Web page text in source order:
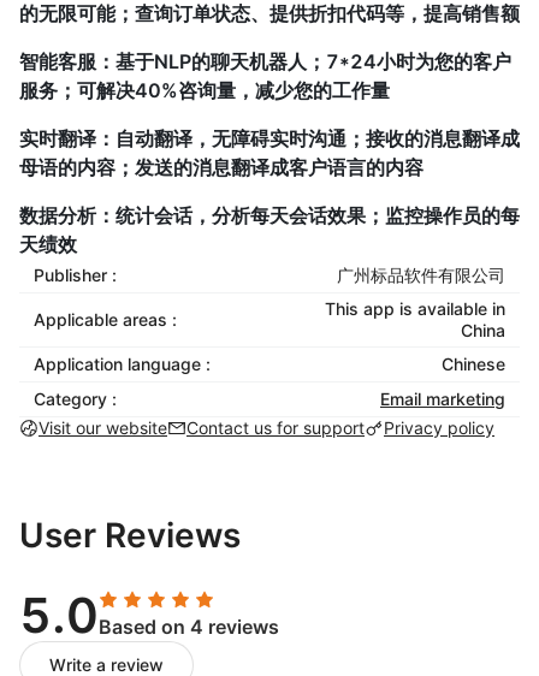
的无限可能；查询订单状态、提供折扣代码等，提高销售额
智能客服：基于NLP的聊天机器人；7*24小时为您的客户
服务；可解决40%咨询量，减少您的工作量
实时翻译：自动翻译，无障碍实时沟通；接收的消息翻译成
母语的内容；发送的消息翻译成客户语言的内容
数据分析：统计会话，分析每天会话效果；监控操作员的每
天绩效
Publisher : 广州标品软件有限公司
Applicable areas :
This app is available in
China
Application language :
Chinese
Category :
Email marketing
Visit our website
Contact us for support Privacy policy
User Reviews
5.0Based on 4 reviews
Write a review